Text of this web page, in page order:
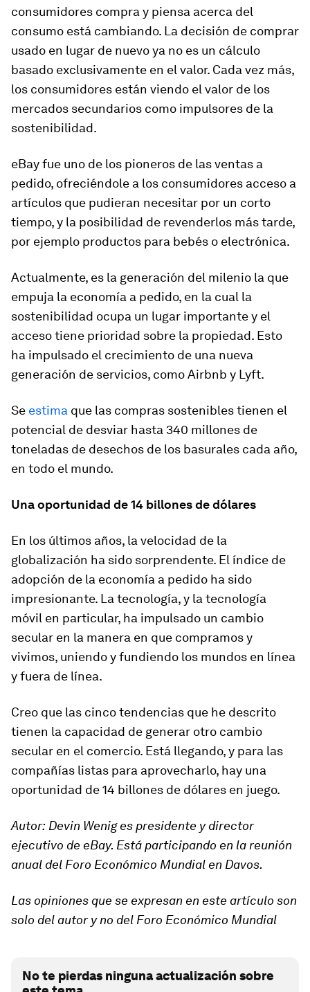
consumidores compra y piensa acerca del
consumo está cambiando. La decisión de comprar
usado en lugar de nuevo ya no es un cálculo
basado exclusivamente en el valor. Cada vez más,
los consumidores están viendo el valor de los
mercados secundarios como impulsores de la
sostenibilidad.
eBay fue uno de los pioneros de las ventas a
pedido, ofreciéndole a los consumidores acceso a
artículos que pudieran necesitar por un corto
tiempo, y la posibilidad de revenderlos más tarde,
por ejemplo productos para bebés o electrónica.
Actualmente, es la generación del milenio la que
empuja la economía a pedido, en la cual la
sostenibilidad ocupa un lugar importante y el
acceso tiene prioridad sobre la propiedad. Esto
ha impulsado el crecimiento de una nueva
generación de servicios, como Airbnb y Lyft.
Se estima que las compras sostenibles tienen el
potencial de desviar hasta 340 millones de
toneladas de desechos de los basurales cada año,
en todo el mundo.
Una oportunidad de 14 billones de dólares
En los últimos años, la velocidad de la
globalización ha sido sorprendente. El índice de
adopción de la economía a pedido ha sido
impresionante. La tecnología, y la tecnología
móvil en particular, ha impulsado un cambio
secular en la manera en que compramos y
vivimos, uniendo y fundiendo los mundos en línea
y fuera de línea.
Creo que las cinco tendencias que he descrito
tienen la capacidad de generar otro cambio
secular en el comercio. Está llegando, y para las
compañías listas para aprovecharlo, hay una
oportunidad de 14 billones de dólares en juego.
Autor: Devin Wenig es presidente y director
ejecutivo de eBay. Está participando en la reunión
anual del Foro Económico Mundial en Davos.
Las opiniones que se expresan en este artículo son
solo del autor y no del Foro Económico Mundial
No te pierdas ninguna actualización sobre